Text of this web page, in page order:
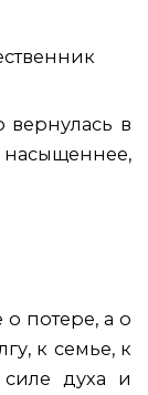
в
потере, а о
к семье, к
духа и